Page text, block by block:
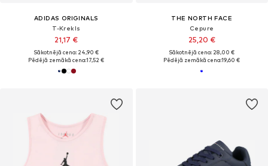
ADIDAS ORIGINALS
T-Krekls
21,17 €
Sākotnējā cena: 24,90 €
Pēdējā zemākā cena:17,52 €
THE NORTH FACE
Cepure
25,20 €
Sākotnējā cena: 28,00 €
Pēdējā zemākā cena:19,60 €